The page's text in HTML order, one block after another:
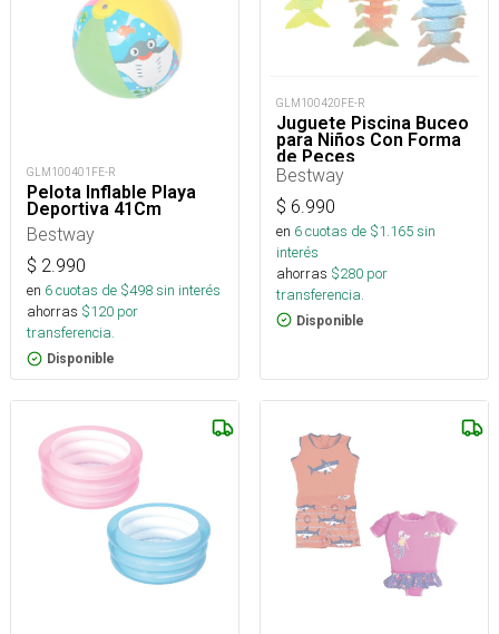
GLM100401FE-R
Pelota Inflable Playa
Deportiva 41Cm
Bestway
$ 2.990
en 6cuotas de $498sin interés
ahorras $120 por
transferencia.
Disponible
GLM100420FE-R
Juguete Piscina Buceo
para Niños Con Forma
de Peces
Bestway
$ 6.990
en 6cuotas de $1.165sin
interés
ahorras $280 por
transferencia.
Disponible